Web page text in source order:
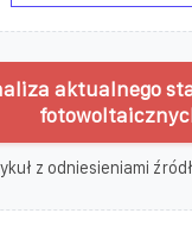
aktualnego
z odniesieniami